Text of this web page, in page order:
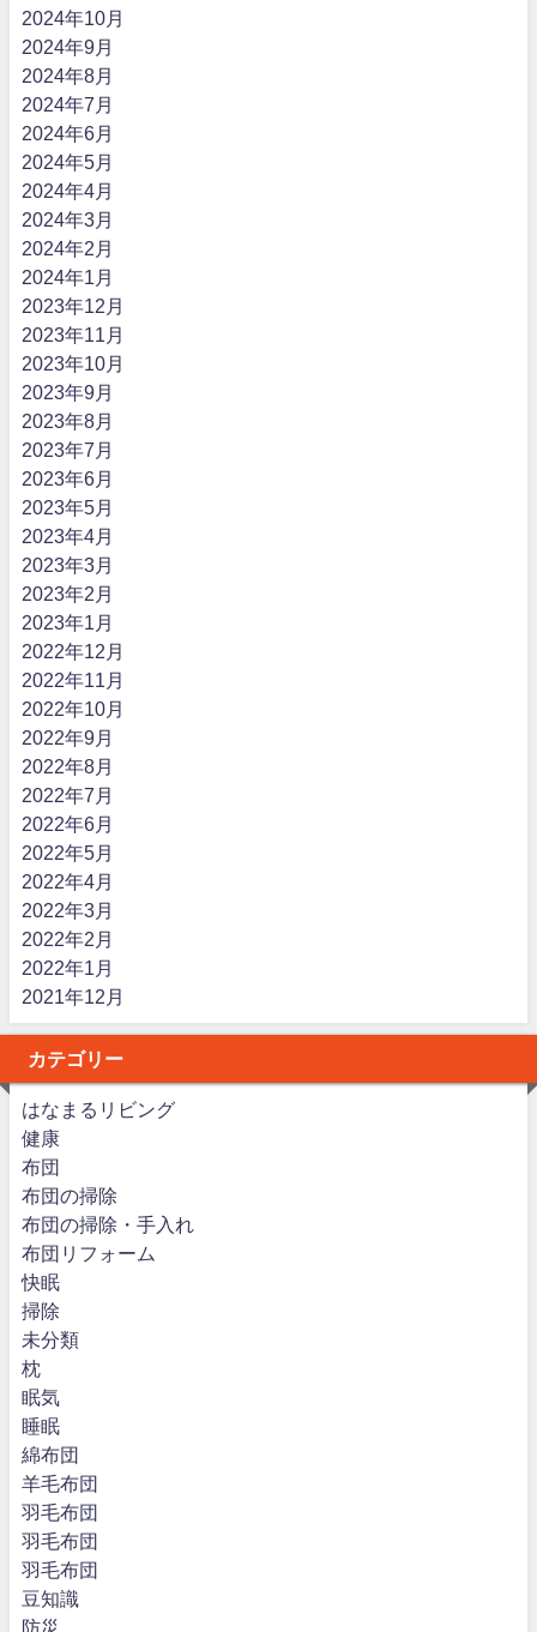
2024年10月
2024年9月
2024年8月
2024年7月
2024年6月
2024年5月
2024年4月
2024年3月
2024年2月
2024年1月
2023年12月
2023年11月
2023年10月
2023年9月
2023年8月
2023年7月
2023年6月
2023年5月
2023年4月
2023年3月
2023年2月
2023年1月
2022年12月
2022年11月
2022年10月
2022年9月
2022年8月
2022年7月
2022年6月
2022年5月
2022年4月
2022年3月
2022年2月
2022年1月
2021年12月
カテゴリー
はなまるリビング
健康
布団
布団の掃除
布団の掃除・手入れ
布団リフォーム
快眠
掃除
未分類
枕
眠気
睡眠
綿布団
羊毛布団
羽毛布団
羽毛布団
羽毛布団
豆知識
防災